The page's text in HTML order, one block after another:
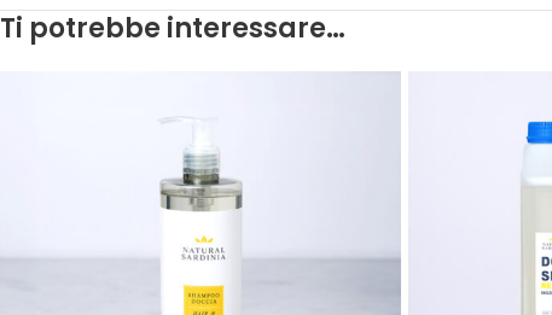
Ti potrebbe interessare…